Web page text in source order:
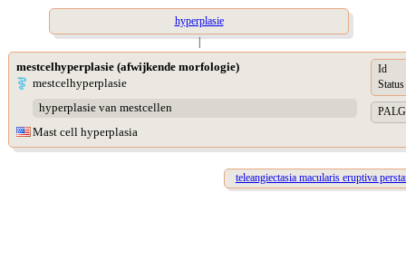
hyperplasie
|
mestcelhyperplasie (afwijkende morfologie)
mestcelhyperplasie
hyperplasie van mestcellen
Mast cell hyperplasia
Id
Status
teleangiectasia macularis eruptiva